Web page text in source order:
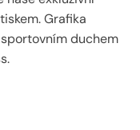
Grafika
duchem